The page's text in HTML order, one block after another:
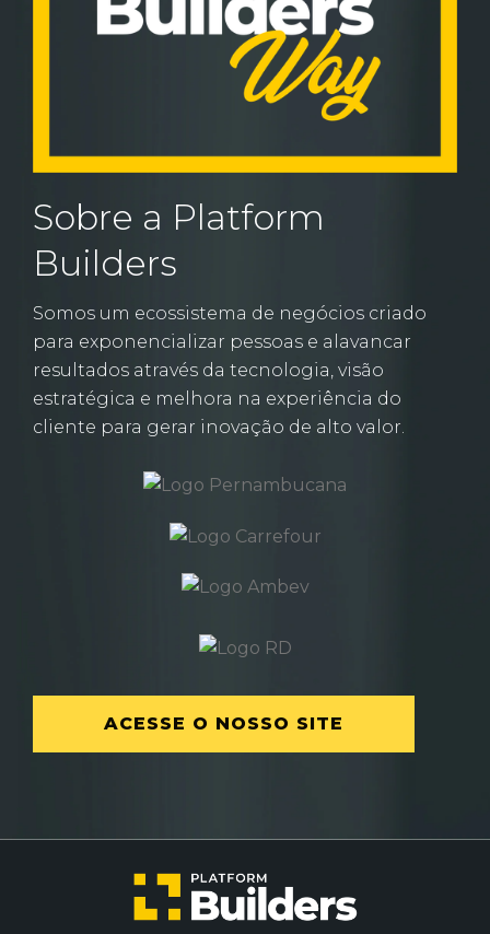
Sobre a Platform
Builders
Somos um ecossistema de negócios criado
para exponencializar pessoas e alavancar
resultados através da tecnologia, visão
estratégica e melhora na experiência do
cliente para gerar inovação de alto valor.
ACESSE O NOSSO SITE